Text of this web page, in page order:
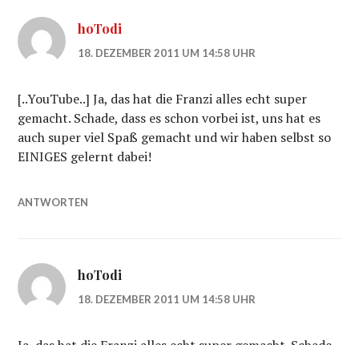
hoTodi
18. DEZEMBER 2011 UM 14:58 UHR
[..YouTube..] Ja, das hat die Franzi alles echt super
gemacht. Schade, dass es schon vorbei ist, uns hat es
auch super viel Spaß gemacht und wir haben selbst so
EINIGES gelernt dabei!
ANTWORTEN
hoTodi
18. DEZEMBER 2011 UM 14:58 UHR